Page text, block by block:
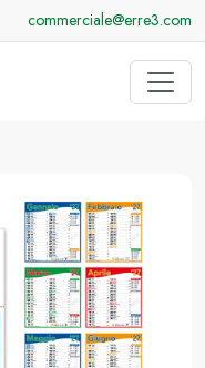
commerciale@erre3.com